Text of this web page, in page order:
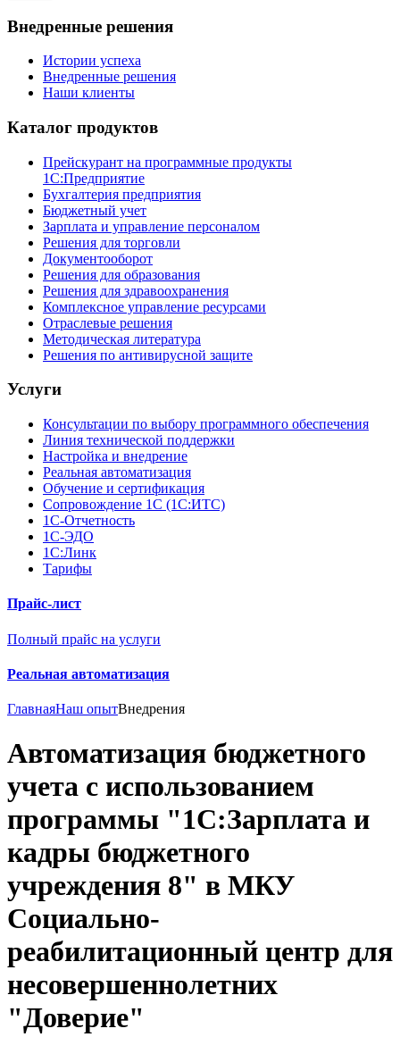
Внедренные решения
Истории успеха
Внедренные решения
Наши клиенты
Каталог продуктов
Прейскурант на программные продукты
1С:Предприятие
Бухгалтерия предприятия
Бюджетный учет
Зарплата и управление персоналом
Решения для торговли
Документооборот
Решения для образования
Решения для здравоохранения
Комплексное управление ресурсами
Отраслевые решения
Методическая литература
Решения по антивирусной защите
Услуги
Консультации по выбору программного обеспечения
Линия технической поддержки
Настройка и внедрение
Реальная автоматизация
Обучение и сертификация
Сопровождение 1С (1С:ИТС)
1С-Отчетность
1С-ЭДО
1С:Линк
Тарифы
Прайс-лист
Полный прайс на услуги
Реальная автоматизация
ГлавнаяНаш опытВнедрения
Автоматизация бюджетного
учета с использованием
программы "1С:Зарплата и
кадры бюджетного
учреждения 8" в МКУ
Социально-
реабилитационный центр для
несовершеннолетних
"Доверие"